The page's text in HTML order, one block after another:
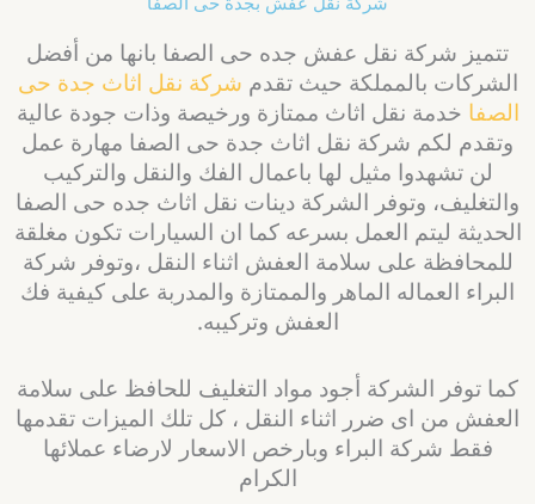
تتميز شركة نقل عفش جده حى الصفا بانها من أفضل
الشركات بالمملكة حيث تقدمشركة نقل اثاث جدة حى
الصفاخدمة نقل اثاث ممتازة ورخيصة وذات جودة عالية
وتقدم لكم شركة نقل اثاث جدة حى الصفا مهارة عمل
لن تشهدوا مثيل لها باعمال الفك والنقل والتركيب
والتغليف، وتوفر الشركة دينات نقل اثاث جده حى الصفا
الحديثة ليتم العمل بسرعه كما ان السيارات تكون مغلقة
للمحافظة على سلامة العفش اثناء النقل ،وتوفر شركة
البراء العماله الماهر والممتازة والمدربة على كيفية فك
العفش وتركيبه.
كما توفر الشركة أجود مواد التغليف للحافظ على سلامة
العفش من اى ضرر اثناء النقل ، كل تلك الميزات تقدمها
فقط شركة البراء وبارخص الاسعار لارضاء عملائها
الكرام